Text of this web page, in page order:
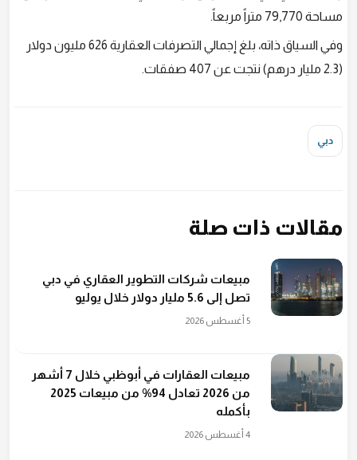
مساحة 79,770 متراً مربعاً.
وفي السياق ذاته، بلغ إجمالي التصرفات العقارية 626 مليون دولار
(2.3 مليار درهم) نتجت عن 407 صفقات.
دبي
مقالات ذات صلة
مبيعات شركات التطوير العقاري في دبي
تصل إلى 5.6 مليار دولار خلال يوليو
5 أغسطس 2026
مبيعات العقارات في أبوظبي خلال 7 أشهر
من 2026 تعادل 94% من مبيعات 2025
بأكمله
4 أغسطس 2026